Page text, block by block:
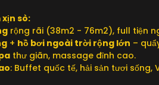
sò:
rộng rãi (38m2 - 76m2), full tiện
+ hồ bơi ngoài trời rộng lớn –
thư giãn, massage đỉnh cao.
: Buffet quốc tế, hải sản tươi sống,